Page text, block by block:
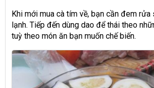
Khi mới mua cà tím về, bạn cần đem
lạnh. Tiếp đến dùng dao để thái theo
tuỳ theo món ăn bạn muốn chế biến.